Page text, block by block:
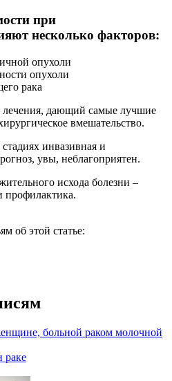
при
несколько факторов:
опухоли
опухоли
рака
дающий самые лучшие
вмешательство.
инвазивная и
увы, неблагоприятен.
исхода болезни –
профилактика.
об этой статье:
больной раком молочной
раке